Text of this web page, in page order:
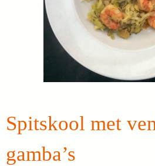
Spitskool met
gamba’s